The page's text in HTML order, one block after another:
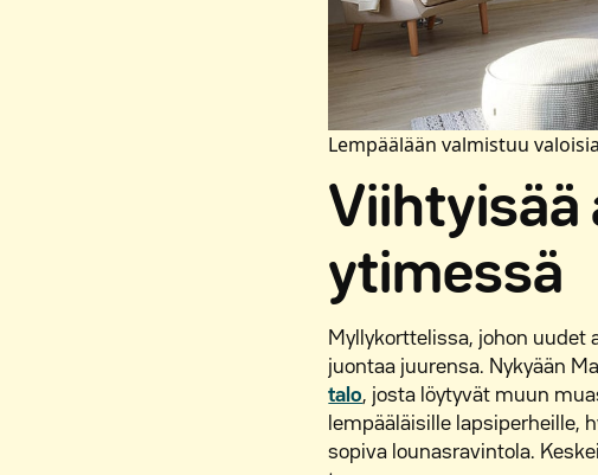
Lempäälään valmistuu
Viihtyisää
ytimessä
Myllykorttelissa, johon uudet
juontaa juurensa. Nykyään
talo, josta löytyvät muun
lempääläisille lapsiperheille,
sopiva lounasravintola.